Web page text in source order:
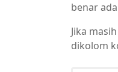
benar
Jika
dikolom